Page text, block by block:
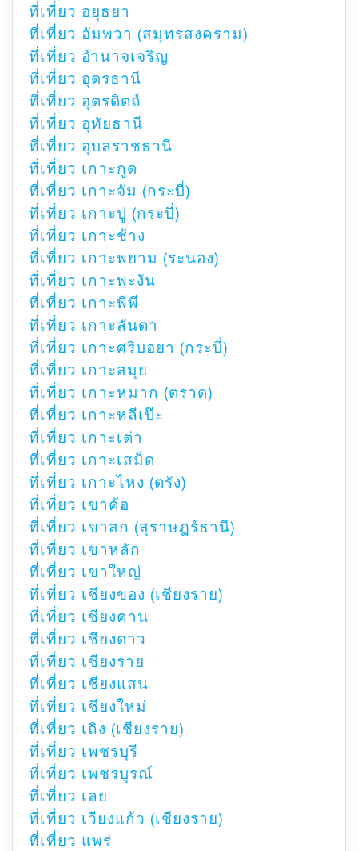
ที่เที่ยว อยุธยา
ที่เที่ยว อัมพวา (สมุทรสงคราม)
ที่เที่ยว อำนาจเจริญ
ที่เที่ยว อุดรธานี
ที่เที่ยว อุตรดิตถ์
ที่เที่ยว อุทัยธานี
ที่เที่ยว อุบลราชธานี
ที่เที่ยว เกาะกูด
ที่เที่ยว เกาะจัม (กระบี่)
ที่เที่ยว เกาะปู (กระบี่)
ที่เที่ยว เกาะช้าง
ที่เที่ยว เกาะพยาม (ระนอง)
ที่เที่ยว เกาะพะงัน
ที่เที่ยว เกาะพีพี
ที่เที่ยว เกาะลันตา
ที่เที่ยว เกาะศรีบอยา (กระบี่)
ที่เที่ยว เกาะสมุย
ที่เที่ยว เกาะหมาก (ตราด)
ที่เที่ยว เกาะหลีเป๊ะ
ที่เที่ยว เกาะเต่า
ที่เที่ยว เกาะเสม็ด
ที่เที่ยว เกาะไหง (ตรัง)
ที่เที่ยว เขาค้อ
ที่เที่ยว เขาสก (สุราษฎร์ธานี)
ที่เที่ยว เขาหลัก
ที่เที่ยว เขาใหญ่
ที่เที่ยว เชียงของ (เชียงราย)
ที่เที่ยว เชียงคาน
ที่เที่ยว เชียงดาว
ที่เที่ยว เชียงราย
ที่เที่ยว เชียงแสน
ที่เที่ยว เชียงใหม่
ที่เที่ยว เถิง (เชียงราย)
ที่เที่ยว เพชรบุรี
ที่เที่ยว เพชรบูรณ์
ที่เที่ยว เลย
ที่เที่ยว เวียงแก้ว (เชียงราย)
ที่เที่ยว แพร่